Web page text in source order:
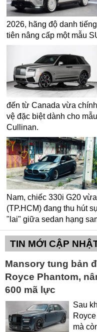
2026, hãng độ danh
tiên nâng cấp một mẫu
đến từ Canada vừa
vệ đặc biệt dành cho
Cullinan.
Nam, chiếc 330i G20
(TP.HCM) đang thu hút
"lai" giữa sedan hạng
TIN MỚI CẬP
Mansory tung bản
Royce Phantom,
600 mã lực
Sau
mà